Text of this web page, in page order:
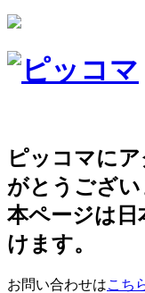
ピッコマに
がとうござい
本ページは
けます。
お問い合わせはこち